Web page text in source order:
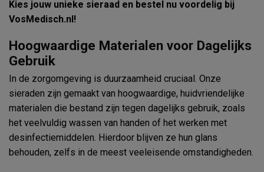
Kies jouw unieke sieraad en bestel nu voordelig bij
VosMedisch.nl!
Hoogwaardige Materialen voor Dagelijks
Gebruik
In de zorgomgeving is duurzaamheid cruciaal. Onze
sieraden zijn gemaakt van hoogwaardige, huidvriendelijke
materialen die bestand zijn tegen dagelijks gebruik, zoals
het veelvuldig wassen van handen of het werken met
desinfectiemiddelen. Hierdoor blijven ze hun glans
behouden, zelfs in de meest veeleisende omstandigheden.